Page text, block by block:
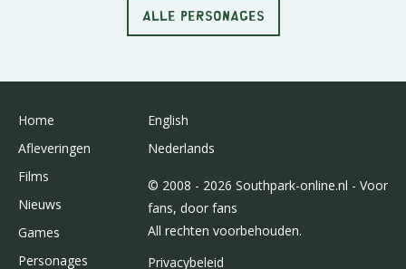
ALLE PERSONAGES
Home
Afleveringen
Films
Nieuws
Games
Personages
English
Nederlands
© 2008 - 2026 Southpark-online.nl - Voor
fans, door fans
All rechten voorbehouden.
Privacybeleid